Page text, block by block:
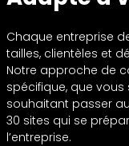
Chaque entreprise
tailles, clientèles et
Notre approche de
spécifique, que
souhaitant passer
30 sites qui se
l’entreprise.